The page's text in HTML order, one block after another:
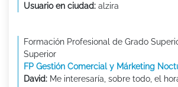
Usuario en ciudad: alzira
Formación Profesional de Grado
Superior
FP Gestión Comercial y Márketing
David: Me interesaría, sobre todo, el